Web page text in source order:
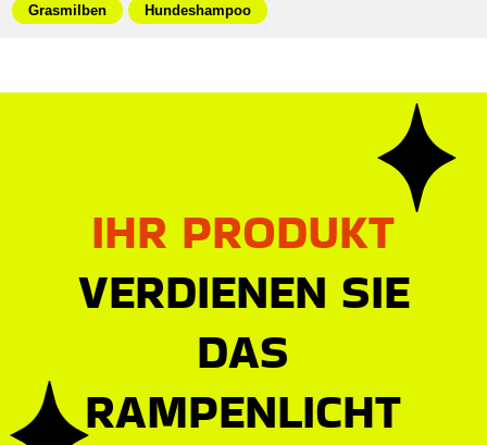
Grasmilben
Hundeshampoo
IHR PRODUKT
VERDIENEN SIE
DAS
RAMPENLICHT